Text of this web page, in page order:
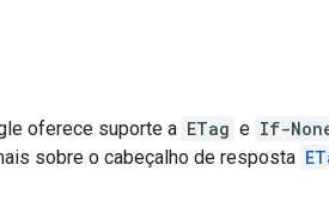
oferece suporte a ETag e If-
sobre o cabeçalho de resposta